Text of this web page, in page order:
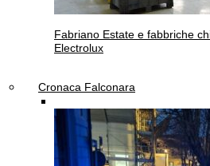
Fabriano Estate e fabbriche
Electrolux
Cronaca Falconara